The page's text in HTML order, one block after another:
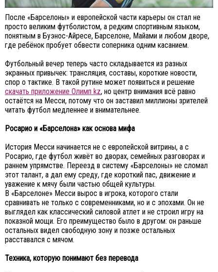
После «Барселоны» и европейской части карьеры он стал не
просто великим футболистом, а редким спортивным языком,
понятным в Буэнос-Айресе, Барселоне, Майами и любом дворе,
где ребёнок пробует обвести соперника одним касанием.
Футбольный вечер теперь часто складывается из разных
экранных привычек: трансляция, составы, короткие новости,
спор о тактике. В такой рутине может появиться и решение
скачать приложение Олимп kz, но центр внимания всё равно
остаётся на Месси, потому что он заставил миллионы зрителей
читать футбол медленнее и внимательнее.
Росарио и «Барселона» как основа мифа
История Месси начинается не с европейской витрины, а с
Росарио, где футбол живёт во дворах, семейных разговорах и
раннем упрямстве. Переезд в систему «Барселоны» не сломал
этот талант, а дал ему среду, где короткий пас, движение и
уважение к мячу были частью общей культуры.
В «Барселоне» Месси вырос в игрока, которого стали
сравнивать не только с современниками, но и с эпохами. Он не
выглядел как классический силовой атлет и не строил игру на
показной мощи. Его преимущество было в другом: он раньше
остальных видел свободную зону и позже остальных
расставался с мячом.
Техника, которую понимают без перевода